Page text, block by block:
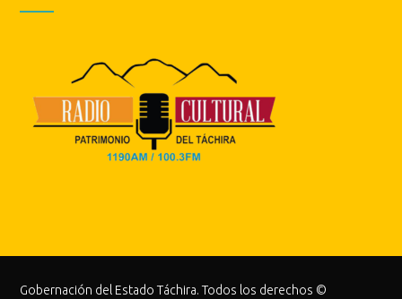
Gobernación del Estado Táchira. Todos los derechos ©